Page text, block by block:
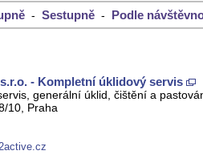
- Sestupně - Podle
- Kompletní úklidový servis
generální úklid, čištění a
10, Praha